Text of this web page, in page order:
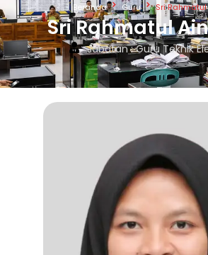
Beranda Guru Sri Rahmatul
Sri Rahmatul
Jabatan : Guru Teknik